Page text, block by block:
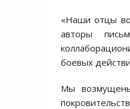
«Наши отцы
авторы
боевых
Мы возмущены